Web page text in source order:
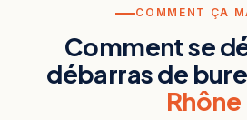
COMMENT ÇA
Comment se
débarras de
Rhône